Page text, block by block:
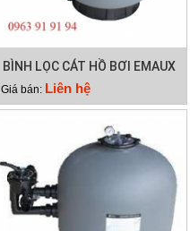
BÌNH LỌC CÁT HỒ BƠI EMAUX
SP500
Giá bán: Liên hệ